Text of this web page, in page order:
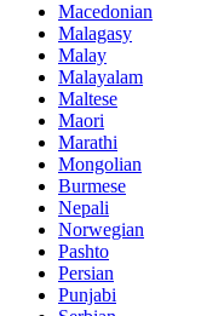
Macedonian
Malagasy
Malay
Malayalam
Maltese
Maori
Marathi
Mongolian
Burmese
Nepali
Norwegian
Pashto
Persian
Punjabi